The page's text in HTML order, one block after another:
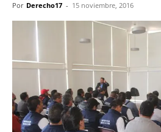
Por Derecho17 - 15 noviembre, 2016